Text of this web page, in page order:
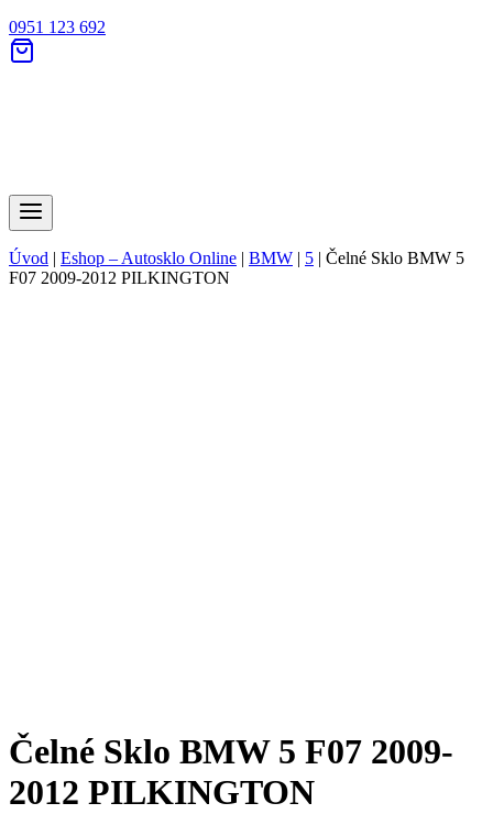
0951 123 692
Úvod | Eshop – Autosklo Online | BMW | 5 | Čelné Sklo BMW 5
F07 2009-2012 PILKINGTON
Čelné Sklo BMW 5 F07 2009-
2012 PILKINGTON